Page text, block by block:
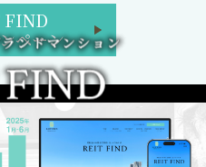
FIND
ペーン